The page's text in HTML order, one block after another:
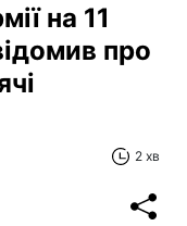
на 11
про
2 хв